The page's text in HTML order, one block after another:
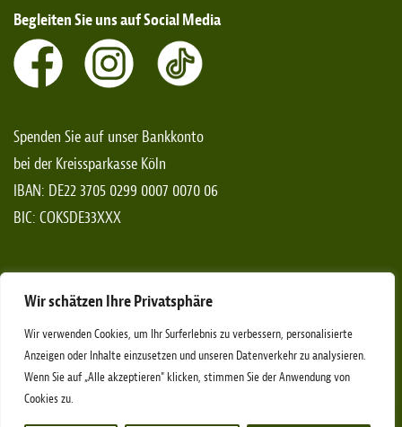
Wir schätzen Ihre Privatsphäre
Wir verwenden Cookies, um Ihr Surferlebnis zu verbessern, personalisierte
Anzeigen oder Inhalte einzusetzen und unseren Datenverkehr zu analysieren.
Wenn Sie auf „Alle akzeptieren" klicken, stimmen Sie der Anwendung von
Cookies zu.
Begleiten Sie uns auf Social Media
Spenden Sie auf unser Bankkonto
bei der Kreissparkasse Köln
IBAN: DE22 3705 0299 0007 0070 06
BIC: COKSDE33XXX
*Spendenaufrufe gelten nicht für das Bundesgebiet von
Rheinland-Pfalz
Impressum Datenschutz